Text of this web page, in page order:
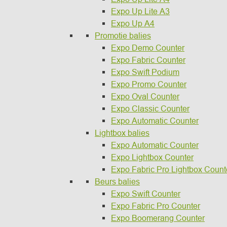
Expo Up Lite A3
Expo Up A4
Promotie balies
Expo Demo Counter
Expo Fabric Counter
Expo Swift Podium
Expo Promo Counter
Expo Oval Counter
Expo Classic Counter
Expo Automatic Counter
Lightbox balies
Expo Automatic Counter
Expo Lightbox Counter
Expo Fabric Pro Lightbox
Beurs balies
Expo Swift Counter
Expo Fabric Pro Counter
Expo Boomerang Counter